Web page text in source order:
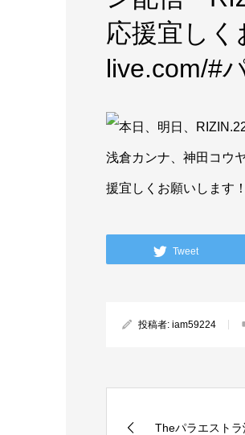
応援宜し
live.com/#
Tweet
投稿者: iam59224
Theパラエストラ